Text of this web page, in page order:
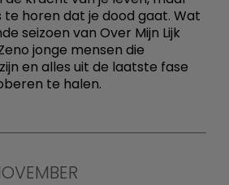
te horen dat je dood gaat. Wat
seizoen van Over Mijn Lijk
jonge mensen die
en alles uit de laatste fase
te halen.